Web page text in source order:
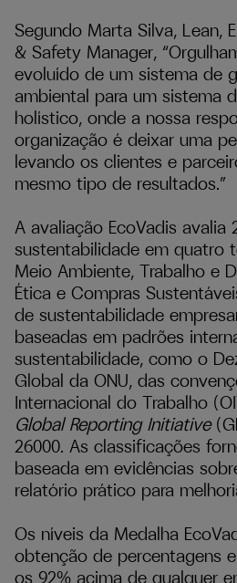
Segundo Marta Silva, Lean,
& Safety Manager,
evoluído de um sistema de
ambiental para um sistema
holístico, onde a nossa
organização é deixar uma
levando os clientes e
mesmo tipo de resultados.”
A avaliação EcoVadis avalia
sustentabilidade em quatro
Meio Ambiente, Trabalho e
Ética e Compras
de sustentabilidade
baseadas em padrões
sustentabilidade, como o
Global da ONU, das
Internacional do Trabalho
Global Reporting Initiative
26000. As classificações
baseada em evidências
relatório prático para
Os níveis da Medalha
obtenção de percentagens
os 92% acima de qualquer